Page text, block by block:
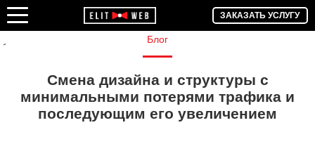
ЗАКАЗАТЬ УСЛУГУ
Блог
Смена дизайна и структуры с
минимальными потерями трафика и
последующим его увеличением